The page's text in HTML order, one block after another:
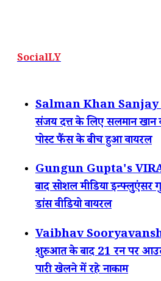
SocialLY
Salman Khan
संजय दत्त के लिए सलमान खान
पोस्ट फैंस के बीच हुआ वायरल
Gungun Gupta's
बाद सोशल मीडिया इन्फ्लुएंसर
डांस वीडियो वायरल
Vaibhav
शुरुआत के बाद 21 रन पर
पारी खेलने में रहे नाकाम